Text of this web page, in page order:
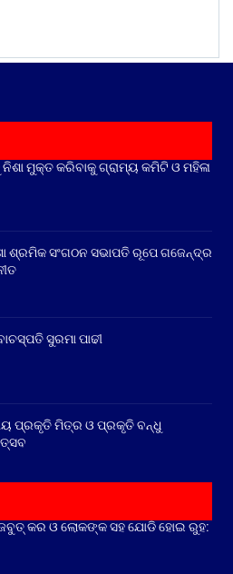
ନିଶା ମୁକ୍ତ କରିବାକୁ ଗ୍ରାମ୍ୟ କମିଟି ଓ ମହିଳା
ଶ୍ରମିକ ସଂଗଠନ ସଭାପତି ରୂପେ ଗଜେନ୍ଦ୍ର
ସୁରମା ପାଢୀ
ପ୍ରକୃତି ମିତ୍ର ଓ ପ୍ରକୃତି ବନ୍ଧୁ
କର ଓ ଲୋକଙ୍କ ସହ ଯୋଡି ହୋଇ ରୁହ: